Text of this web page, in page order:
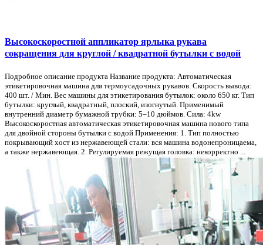
Высокоскоростной аппликатор ярлыка рукава
сокращения для круглой / квадратной бутылки с водой
Подробное описание продукта Название продукта: Автоматическая
этикетировочная машина для термоусадочных рукавов. Скорость вывода:
400 шт. / Мин. Вес машины для этикетирования бутылок: около 650 кг. Тип
бутылки: круглый, квадратный, плоский, изогнутый. Применимый
внутренний диаметр бумажной трубки: 5–10 дюймов. Сила: 4kw
Высокоскоростная автоматическая этикетировочная машина нового типа
для двойной стороны бутылки с водой Применения: 1. Тип полностью
покрывающий хост из нержавеющей стали: вся машина водонепроницаема,
а также нержавеющая. 2. Регулируемая режущая головка: некорректно ...